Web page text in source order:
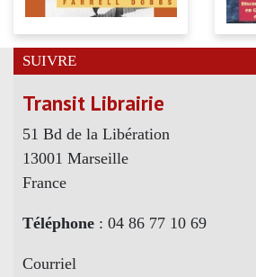
SUIVRE
Transit Librairie
51 Bd de la Libération
13001 Marseille
France
Téléphone : 04 86 77 10 69
Courriel